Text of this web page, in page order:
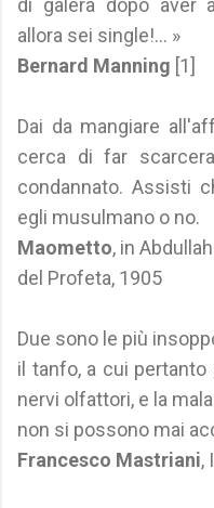
di galera dopo aver
allora sei single!... »
Bernard Manning [1]
Dai da mangiare
cerca di far
condannato. Assisti
egli musulmano o no.
Maometto, in
del Profeta, 1905
Due sono le più
il tanfo, a cui
nervi olfattori, e la
non si possono mai
Francesco Mastriani,